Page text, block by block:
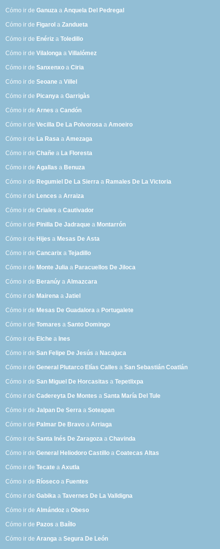
Cómo ir deGanuza aAnquela Del Pedregal
Cómo ir de Figarol aZandueta
Cómo ir de Enériz aToledillo
Cómo ir deVilalonga aVillalómez
Cómo ir deSanxenxo aCiria
Cómo ir deSeoane aVillel
Cómo ir de Picanya aGarrigàs
Cómo ir deArnes aCandón
Cómo ir deVecilla De La Polvorosa aAmoeiro
Cómo ir de La Rasa aAmezaga
Cómo ir deChañe a La Floresta
Cómo ir deAgallas a Benuza
Cómo ir de Regumiel De La Sierra a Ramales De La Victoria
Cómo ir de Lences aArraiza
Cómo ir deCriales aCautivador
Cómo ir de Pinilla De Jadraque a Montarrón
Cómo ir de Hijes a Mesas De Asta
Cómo ir deCancarix aTejadillo
Cómo ir de Monte Julia a Paracuellos De Jiloca
Cómo ir de Beranúy aAlmazcara
Cómo ir de Mairena aJatiel
Cómo ir de Mesas De Guadalora a Portugalete
Cómo ir deTomares aSanto Domingo
Cómo ir de Elche a Ines
Cómo ir deSan Felipe De Jesús a Nacajuca
Cómo ir deGeneral Plutarco Elías Calles aSan Sebastián Coatlán
Cómo ir deSan Miguel De Horcasitas aTepetlixpa
Cómo ir deCadereyta De Montes aSanta María Del Tule
Cómo ir deJalpan De Serra aSoteapan
Cómo ir de Palmar De Bravo aArriaga
Cómo ir deSanta Inés De Zaragoza aChavinda
Cómo ir deGeneral Heliodoro Castillo aCoatecas Altas
Cómo ir deTecate aAxutla
Cómo ir de Ríoseco a Fuentes
Cómo ir deGabika aTavernes De La Valldigna
Cómo ir deAlmándoz aObeso
Cómo ir de Pazos a Baíllo
Cómo ir deAranga aSegura De León